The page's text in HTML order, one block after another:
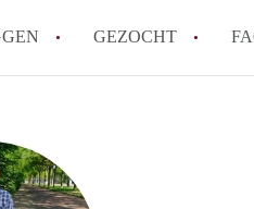
GEZOCHT
Wat is de privacyverklaring van